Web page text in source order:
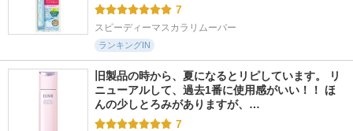
7
スピーディーマスカラリムーバー
ランキングIN
旧製品の時から、夏になるとリピしています。 リ
ニューアルして、過去1番に使用感がいい！！ ほ
んの少しとろみがありますが、…
7